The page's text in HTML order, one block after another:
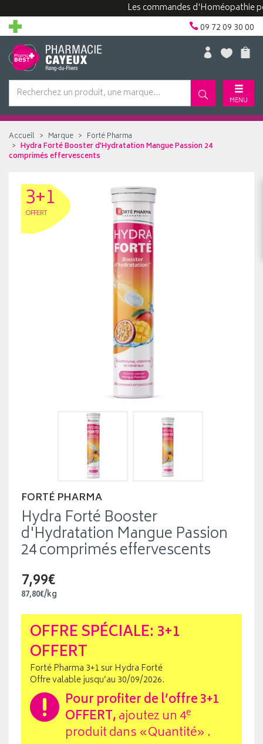
Les commandes d'Homéopathie
09 72 09 30 00
MENU
Accueil Marque
Forté Pharma
Hydra Forté Booster d'Hydratation Mangue Passion 24
comprimés effervescents
3+1
OFFERT
FORTÉ PHARMA
Hydra Forté Booster
d'Hydratation Mangue Passion
24 comprimés effervescents
7,99€
87,80€/kg
OFFRE SPÉCIALE: 3+1
OFFERT
Forté Pharma 3+1 sur Hydra Forté
Offre valable jusqu’au 30/09/2026.
Pour profiter de l’offre3+1
OFFERT,ajoutez un 4e
produit dans «Quantité» .